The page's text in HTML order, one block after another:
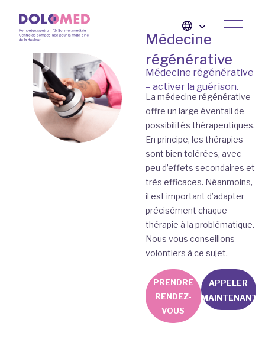
Médecine
régénérative
Médecine régénérative
– activer la guérison.
La médecine régénérative
offre un large éventail de
possibilités thérapeutiques.
En principe, les thérapies
sont bien tolérées, avec
peu d’effets secondaires et
très efficaces. Néanmoins,
il est important d’adapter
précisément chaque
thérapie à la problématique.
Nous vous conseillons
volontiers à ce sujet.
PRENDRE
RENDEZ-
VOUS
APPELER
MAINTENANT